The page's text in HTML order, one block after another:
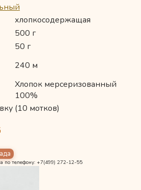
хлопкосодержащая
500 г
50 г
240 м
Хлопок мерсеризованный
100%
(10 мотков)
по телефону: +7(499) 272-12-55